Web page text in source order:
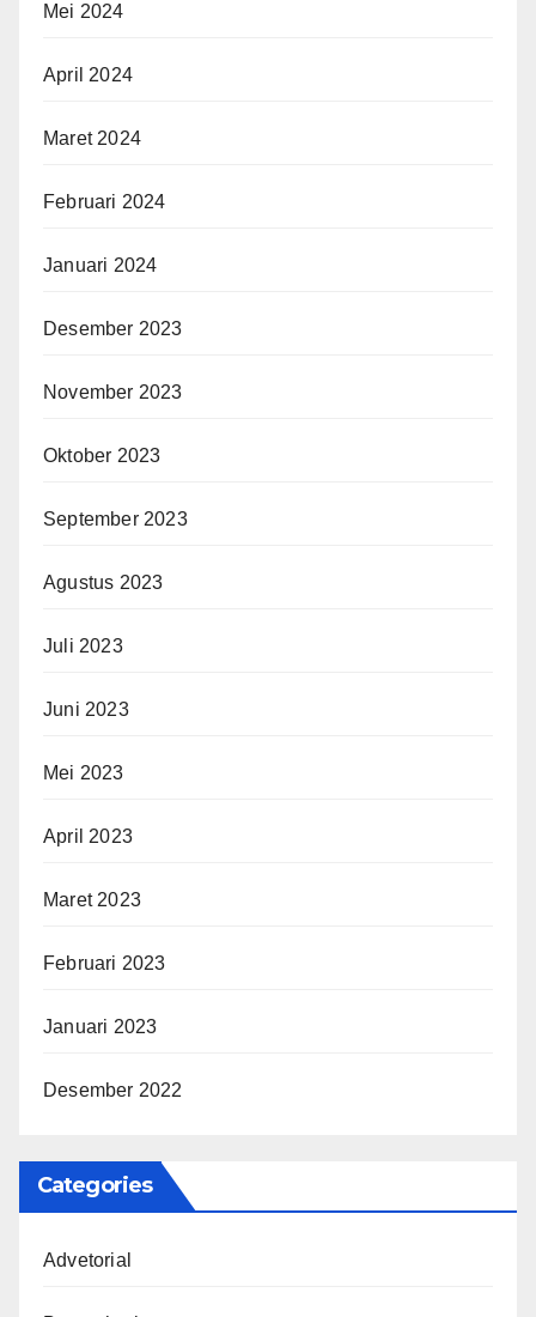
Mei 2024
April 2024
Maret 2024
Februari 2024
Januari 2024
Desember 2023
November 2023
Oktober 2023
September 2023
Agustus 2023
Juli 2023
Juni 2023
Mei 2023
April 2023
Maret 2023
Februari 2023
Januari 2023
Desember 2022
Categories
Advetorial